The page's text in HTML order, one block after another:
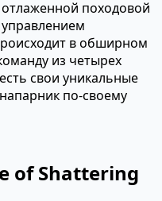
отлаженной походовой
в обширном
из четырех
свои уникальные
по-своему
of Shattering